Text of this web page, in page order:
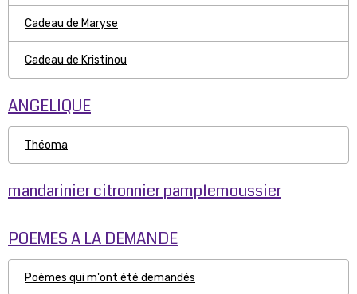
Cadeau de Maryse
Cadeau de Kristinou
ANGELIQUE
Théoma
mandarinier citronnier pamplemoussier
POEMES A LA DEMANDE
Poèmes qui m'ont été demandés